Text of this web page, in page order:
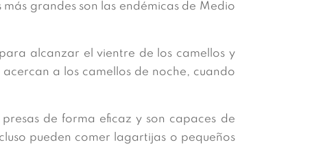
grandes son las endémicas de Medio
alcanzar el vientre de los camellos y
a los camellos de noche, cuando
de forma eficaz y son capaces de
pueden comer lagartijas o pequeños